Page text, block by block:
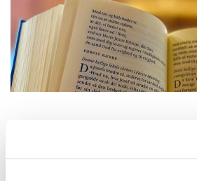
Fredag 2. juli 2027, kl. 09:00